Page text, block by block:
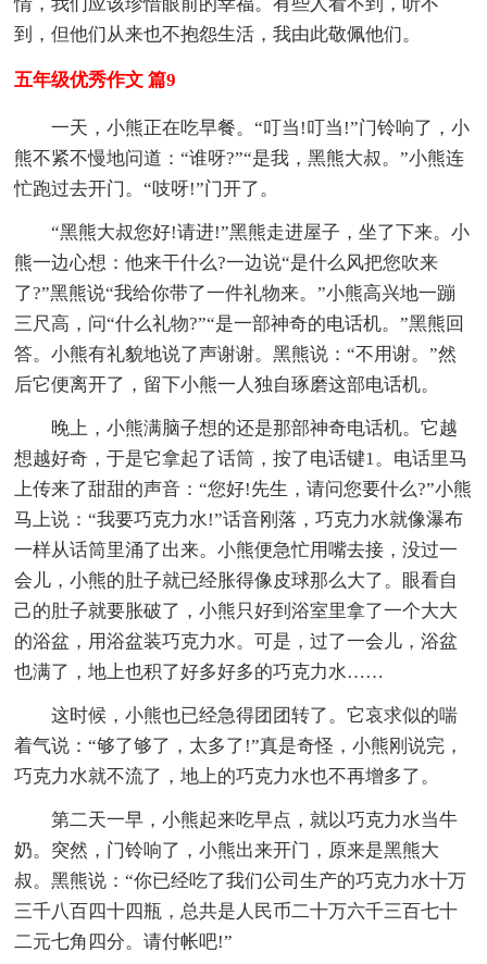
情，我们应该珍惜眼前的幸福。有些人看不到，听不
到，但他们从来也不抱怨生活，我由此敬佩他们。
五年级优秀作文 篇9
一天，小熊正在吃早餐。“叮当!叮当!”门铃响了，小
熊不紧不慢地问道：“谁呀?”“是我，黑熊大叔。”小熊连
忙跑过去开门。“吱呀!”门开了。
“黑熊大叔您好!请进!”黑熊走进屋子，坐了下来。小
熊一边心想：他来干什么?一边说“是什么风把您吹来
了?”黑熊说“我给你带了一件礼物来。”小熊高兴地一蹦
三尺高，问“什么礼物?”“是一部神奇的电话机。”黑熊回
答。小熊有礼貌地说了声谢谢。黑熊说：“不用谢。”然
后它便离开了，留下小熊一人独自琢磨这部电话机。
晚上，小熊满脑子想的还是那部神奇电话机。它越
想越好奇，于是它拿起了话筒，按了电话键1。电话里马
上传来了甜甜的声音：“您好!先生，请问您要什么?”小熊
马上说：“我要巧克力水!”话音刚落，巧克力水就像瀑布
一样从话筒里涌了出来。小熊便急忙用嘴去接，没过一
会儿，小熊的肚子就已经胀得像皮球那么大了。眼看自
己的肚子就要胀破了，小熊只好到浴室里拿了一个大大
的浴盆，用浴盆装巧克力水。可是，过了一会儿，浴盆
也满了，地上也积了好多好多的巧克力水……
这时候，小熊也已经急得团团转了。它哀求似的喘
着气说：“够了够了，太多了!”真是奇怪，小熊刚说完，
巧克力水就不流了，地上的巧克力水也不再增多了。
第二天一早，小熊起来吃早点，就以巧克力水当牛
奶。突然，门铃响了，小熊出来开门，原来是黑熊大
叔。黑熊说：“你已经吃了我们公司生产的巧克力水十万
三千八百四十四瓶，总共是人民币二十万六千三百七十
二元七角四分。请付帐吧!”